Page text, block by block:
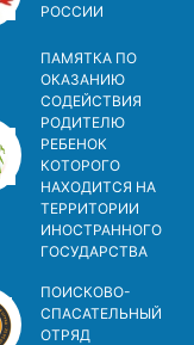
РОСCИИ
ПАМЯТКА ПО
ОКАЗАНИЮ
СОДЕЙСТВИЯ
РОДИТЕЛЮ
РЕБЕНОК
КОТОРОГО
НАХОДИТСЯ НА
ТЕРРИТОРИИ
ИНОСТРАННОГО
ГОСУДАРСТВА
ПОИСКОВО-
СПАСАТЕЛЬНЫЙ
ОТРЯД